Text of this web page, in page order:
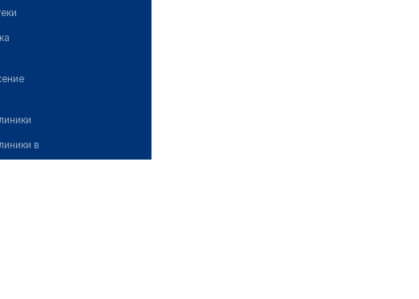
в